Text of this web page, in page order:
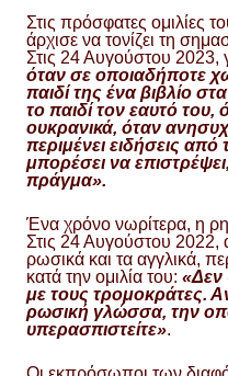
Στις πρόσφατες ομιλίες
άρχισε να τονίζει τη
Στις 24 Αυγούστου 2023,
όταν σε οποιαδήποτε
παιδί της ένα βιβλίο
το παιδί τον εαυτό του,
ουκρανικά, όταν
περιμένει ειδήσεις
μπορέσει να
πράγμα».
Ένα χρόνο νωρίτερα, η
Στις 24 Αυγούστου 2022,
ρωσικά και τα αγγλικά,
κατά την ομιλία του: «Δεν
με τους τρομοκράτες.
ρωσική γλώσσα, την
υπερασπιστείτε».